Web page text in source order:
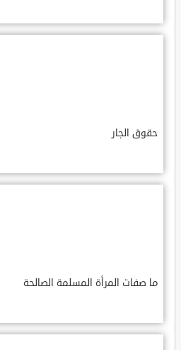
حقوق الجار
ما صفات المرأة المسلمة الصالحة